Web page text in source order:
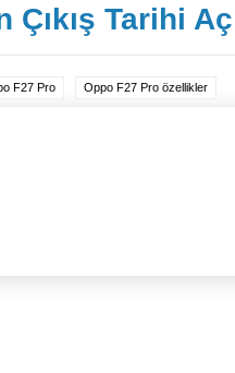
Tarihi
F27 Pro Oppo F27 Pro özellikler